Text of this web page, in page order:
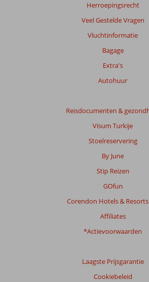
Herroepingsrecht
Veel Gestelde Vragen
Vluchtinformatie
Bagage
Extra's
Autohuur
Reisdocumenten &
Visum Turkije
Stoelreservering
By June
Stip Reizen
GOfun
Corendon Hotels & Resorts
Affiliates
*Actievoorwaarden
Laagste Prijsgarantie
Cookiebeleid